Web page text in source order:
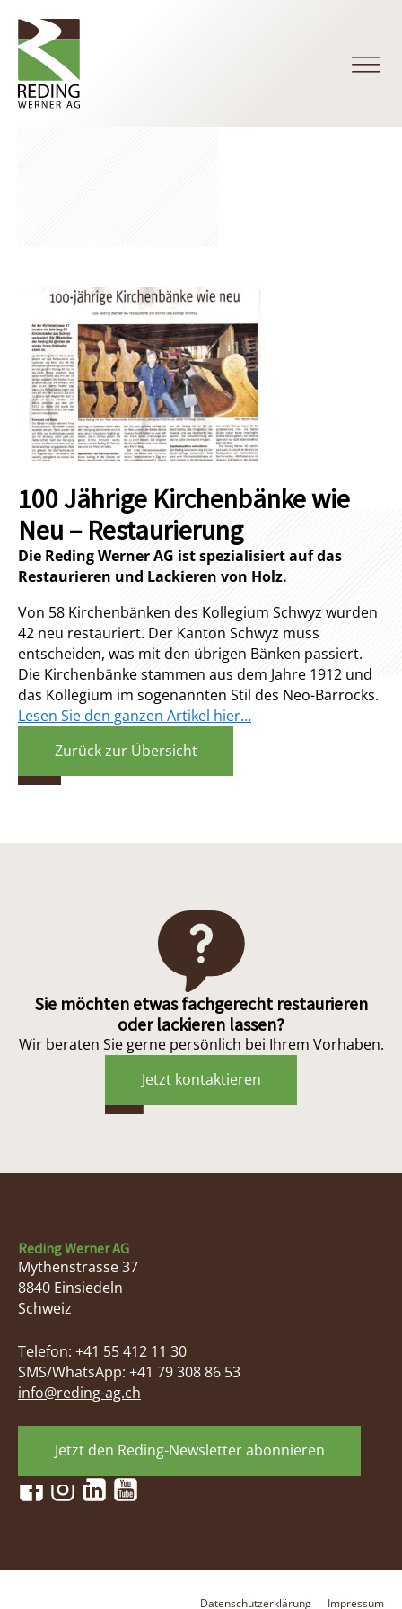
100 Jährige Kirchenbänke wie
Neu – Restaurierung
Die Reding Werner AG ist spezialisiert auf das
Restaurieren und Lackieren von Holz.
Von 58 Kirchenbänken des Kollegium Schwyz wurden
42 neu restauriert. Der Kanton Schwyz muss
entscheiden, was mit den übrigen Bänken passiert.
Die Kirchenbänke stammen aus dem Jahre 1912 und
das Kollegium im sogenannten Stil des Neo-Barrocks.
Lesen Sie den ganzen Artikel hier…
Zurück zur Übersicht
Sie möchten etwas fachgerecht restaurieren
oder lackieren lassen?
Wir beraten Sie gerne persönlich bei Ihrem Vorhaben.
Jetzt kontaktieren
Reding Werner AG
Mythenstrasse 37
8840 Einsiedeln
Schweiz
Telefon: +41 55 412 11 30
SMS/WhatsApp: +41 79 308 86 53
info@reding-ag.ch
Jetzt den Reding-Newsletter abonnieren
Datenschutzerklärung Impressum